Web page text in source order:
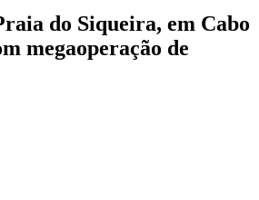
do Siqueira, em Cabo
megaoperação de